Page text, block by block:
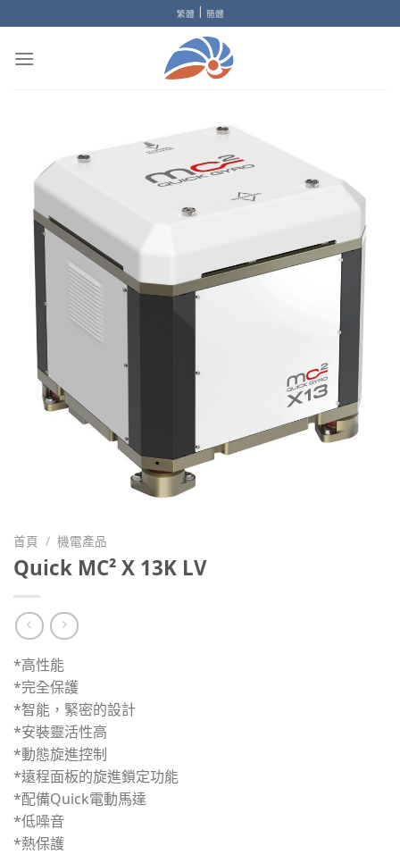
to
content
繁體 | 簡體
首頁 / 機電產品
Quick MC² X 13K LV
*高性能
*完全保護
*智能，緊密的設計
*安裝靈活性高
*動態旋進控制
*遠程面板的旋進鎖定功能
*配備Quick電動馬達
*低噪音
*熱保護